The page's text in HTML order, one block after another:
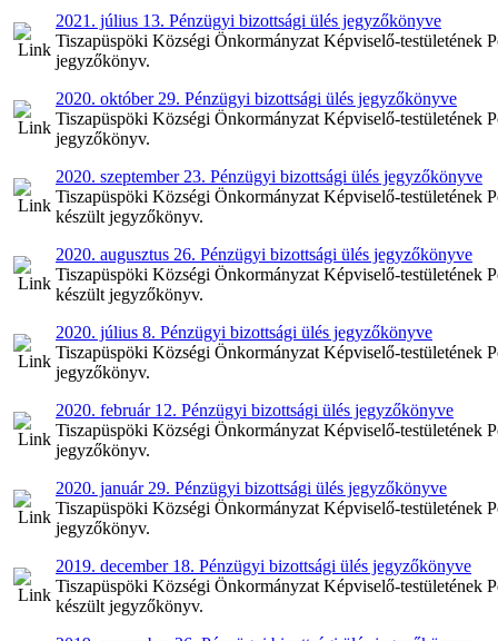
2021. július 13. Pénzügyi bizottsági ülés jegyzőkönyve
Tiszapüspöki Községi Önkormányzat Képviselő-testületének
jegyzőkönyv.
2020. október 29. Pénzügyi bizottsági ülés jegyzőkönyve
Tiszapüspöki Községi Önkormányzat Képviselő-testületének
jegyzőkönyv.
2020. szeptember 23. Pénzügyi bizottsági ülés jegyzőkönyve
Tiszapüspöki Községi Önkormányzat Képviselő-testületének
készült jegyzőkönyv.
2020. augusztus 26. Pénzügyi bizottsági ülés jegyzőkönyve
Tiszapüspöki Községi Önkormányzat Képviselő-testületének
készült jegyzőkönyv.
2020. július 8. Pénzügyi bizottsági ülés jegyzőkönyve
Tiszapüspöki Községi Önkormányzat Képviselő-testületének
jegyzőkönyv.
2020. február 12. Pénzügyi bizottsági ülés jegyzőkönyve
Tiszapüspöki Községi Önkormányzat Képviselő-testületének
jegyzőkönyv.
2020. január 29. Pénzügyi bizottsági ülés jegyzőkönyve
Tiszapüspöki Községi Önkormányzat Képviselő-testületének
jegyzőkönyv.
2019. december 18. Pénzügyi bizottsági ülés jegyzőkönyve
Tiszapüspöki Községi Önkormányzat Képviselő-testületének
készült jegyzőkönyv.